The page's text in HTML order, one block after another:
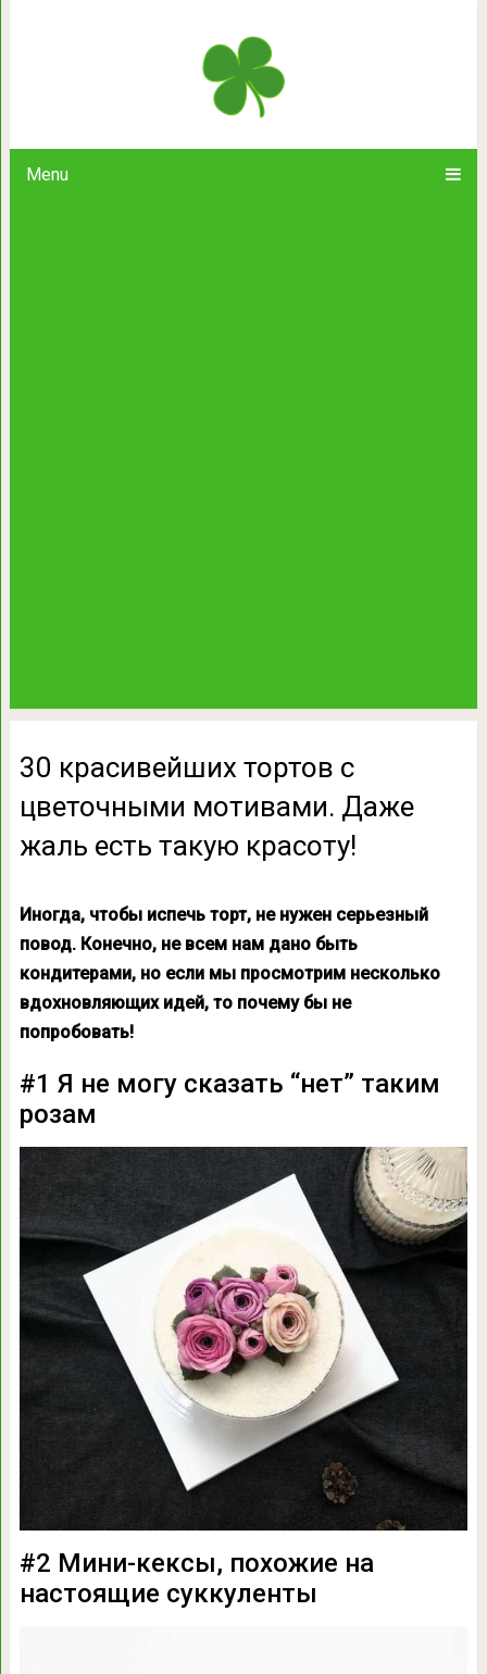
Menu
30 красивейших тортов с
30 красивейших тортов с
цветочными мотивами. Даже
жаль есть такую красоту!
Иногда, чтобы испечь торт, не нужен серьезный
повод. Конечно, не всем нам дано быть
кондитерами, но если мы просмотрим несколько
вдохновляющих идей, то почему бы не
попробовать!
#1 Я не могу сказать “нет” таким
розам
#2 Мини-кексы, похожие на
настоящие суккуленты